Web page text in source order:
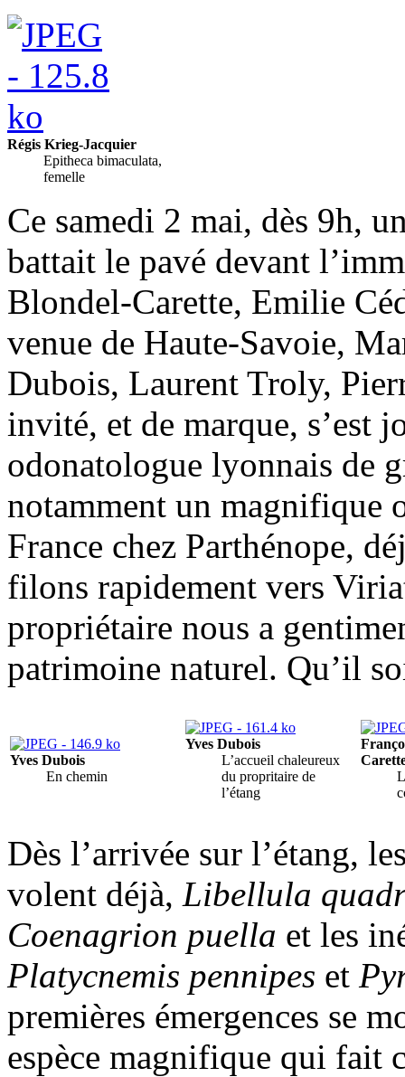
Régis Krieg-Jacquier
Epitheca bimaculata,
femelle
Ce samedi 2 mai, dès 9h,
battait le pavé devant
Blondel-Carette, Emilie
venue de Haute-Savoie,
Dubois, Laurent Troly,
invité, et de marque, s’est
odonatologue lyonnais de
notamment un magnifique
France chez Parthénope,
filons rapidement vers
propriétaire nous a
patrimoine naturel. Qu’il
Yves Dubois
En chemin
Yves Dubois
L’accueil chaleureux
du propritaire de
l’étang
Dès l’arrivée sur l’étang,
volent déjà, Libellula
Coenagrion puella et les
Platycnemis pennipes et
premières émergences se
espèce magnifique qui fait